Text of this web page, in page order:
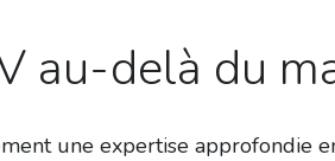
au-delà du
une expertise approfondie